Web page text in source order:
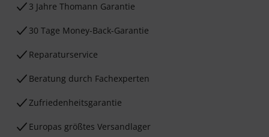
3 Jahre Thomann Garantie
30 Tage Money-Back-Garantie
Reparaturservice
Beratung durch Fachexperten
Zufriedenheitsgarantie
Europas größtes Versandlager